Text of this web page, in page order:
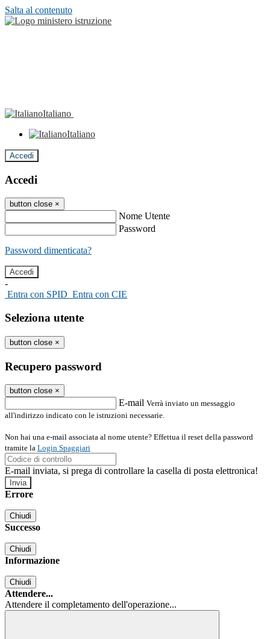
Salta al contenuto
Italiano
Italiano
Accedi
Accedi
button close ×
Nome Utente
Password
Password dimenticata?
-
Entra con SPID Entra con CIE
Seleziona utente
button close ×
Recupero password
button close ×
E-mail Verrà inviato un messaggio
all'indirizzo indicato con le istruzioni necessarie.
Non hai una e-mail associata al nome utente? Effettua il reset della password
tramite la Login Spaggiari
E-mail inviata, si prega di controllare la casella di posta elettronica!
Errore
Chiudi
Successo
Chiudi
Informazione
Chiudi
Attendere...
Attendere il completamento dell'operazione...